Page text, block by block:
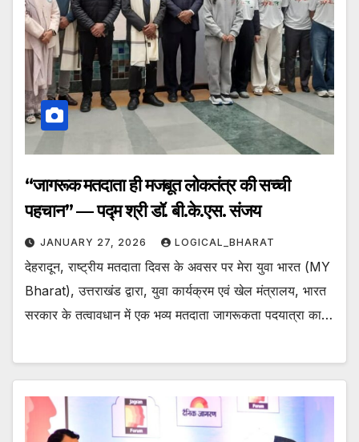
“जागरूक मतदाता ही मजबूत लोकतंत्र की सच्ची
पहचान” — पद्म श्री डॉ. बी.के.एस. संजय
JANUARY 27, 2026 LOGICAL_BHARAT
देहरादून, राष्ट्रीय मतदाता दिवस के अवसर पर मेरा युवा भारत (MY
Bharat), उत्तराखंड द्वारा, युवा कार्यक्रम एवं खेल मंत्रालय, भारत
सरकार के तत्वावधान में एक भव्य मतदाता जागरूकता पदयात्रा का…